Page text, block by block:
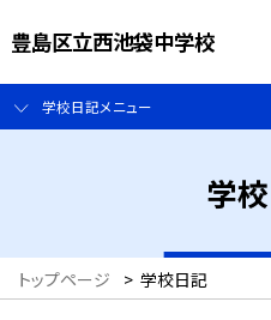
豊島区立西池袋中学校
学校日記メニュー
学
トップページ > 学校日記